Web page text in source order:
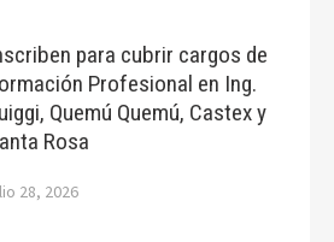
para cubrir cargos de
Profesional en Ing.
Quemú Quemú, Castex y
Rosa
28, 2026